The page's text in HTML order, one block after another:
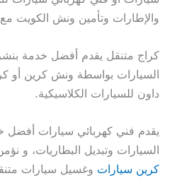
والإطارات وتأمين ونش الكويت
كراج متنقل يقدم أفضل خدمة
السيارات بواسطة ونش كرين
داون للسيارات الكلاسيكية.
يقدم فني كهربائي سيارات
السيارات وتبديل البطاريات، و
كرين سيارات وغسيل سيارات